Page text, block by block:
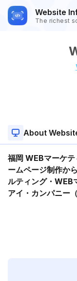
Website
The richest
About
福岡 WEBマーケ
ームページ制作か
ルティング・WEB
アイ・カンパニー（